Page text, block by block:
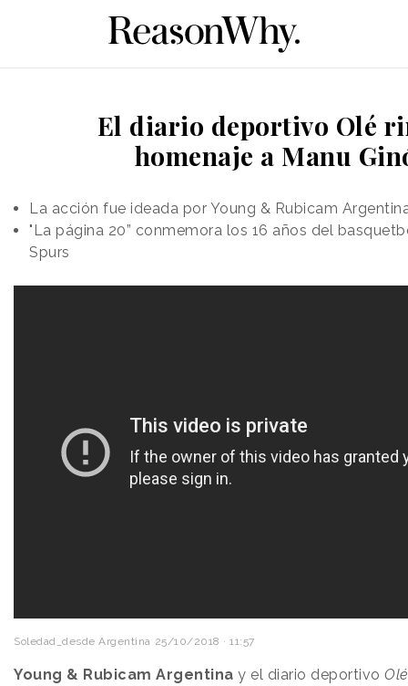
El diario deportivo Olé
homenaje a Manu
La acción fue ideada por Young & Rubicam
"La página 20” conmemora los 16 años del
Spurs
Soledad_desde Argentina 25/10/2018 · 11:57
Young & Rubicam Argentina y el diario deportivo